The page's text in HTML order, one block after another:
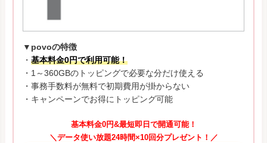
▼povoの特徴
・ 基本料金0円で利用可能！
・1～360GBのトッピングで必要な分だけ使える
・事務手数料が無料で初期費用が掛からない
・キャンペーンでお得にトッピング可能
基本料金0円&最短即日で開通可能！
＼データ使い放題24時間×10回分プレゼント！／